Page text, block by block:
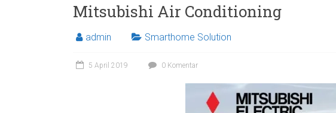
and
Automation
Mitsubishi Air Conditioning
admin Smarthome Solution
5 April 2019 0 Komentar